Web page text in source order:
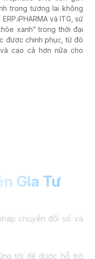
trong tương lai không
và ITG, sứ
xanh” trong thời đại
được chinh phục, từ đó
cao cả hơn nữa cho
Gia Tư
chuyển đổi số và
tôi để được hỗ trợ